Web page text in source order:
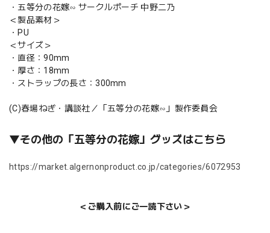
・五等分の花嫁∽ サークルポーチ 中野二乃
＜製品素材＞
・PU
＜サイズ＞
・直径：90mm
・厚さ：18mm
・ストラップの長さ：300mm
(C)春場ねぎ・講談社／「五等分の花嫁∽」製作委員会
▼その他の「五等分の花嫁」グッズはこちら
https://market.algernonproduct.co.jp/categories/6072953
＜ご購入前にご一読下さい＞